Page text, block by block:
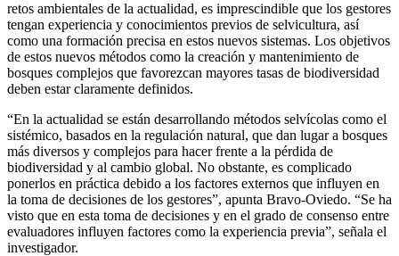
retos ambientales de la actualidad, es imprescindible que los gestores
tengan experiencia y conocimientos previos de selvicultura, así
como una formación precisa en estos nuevos sistemas. Los objetivos
de estos nuevos métodos como la creación y mantenimiento de
bosques complejos que favorezcan mayores tasas de biodiversidad
deben estar claramente definidos.
“En la actualidad se están desarrollando métodos selvícolas como el
sistémico, basados en la regulación natural, que dan lugar a bosques
más diversos y complejos para hacer frente a la pérdida de
biodiversidad y al cambio global. No obstante, es complicado
ponerlos en práctica debido a los factores externos que influyen en
la toma de decisiones de los gestores”, apunta Bravo-Oviedo. “Se ha
visto que en esta toma de decisiones y en el grado de consenso entre
evaluadores influyen factores como la experiencia previa”, señala el
investigador.